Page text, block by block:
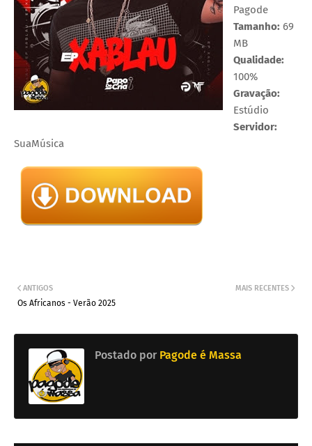
Pagode
Tamanho: 69
MB
Qualidade:
100%
Gravação:
Estúdio
Servidor:
SuaMúsica
MAIS RECENTES
ANTIGOS
Os Africanos - Verão 2025
Postado por Pagode é Massa